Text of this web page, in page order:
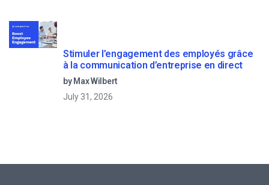
Stimuler l’engagement des employés grâce
à la communication d’entreprise en direct
by Max Wilbert
July 31, 2026